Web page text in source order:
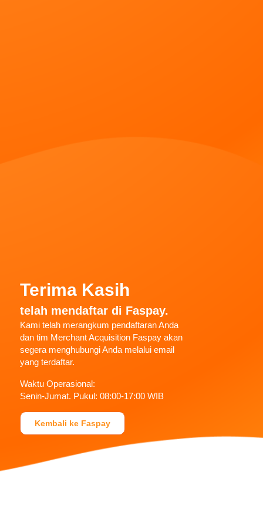
Terima Kasih
telah mendaftar di Faspay.
Kami telah merangkum pendaftaran Anda
dan tim Merchant Acquisition Faspay akan
segera menghubungi Anda melalui email
yang terdaftar.
Waktu Operasional:
Senin-Jumat. Pukul: 08:00-17:00 WIB
Kembali ke Faspay